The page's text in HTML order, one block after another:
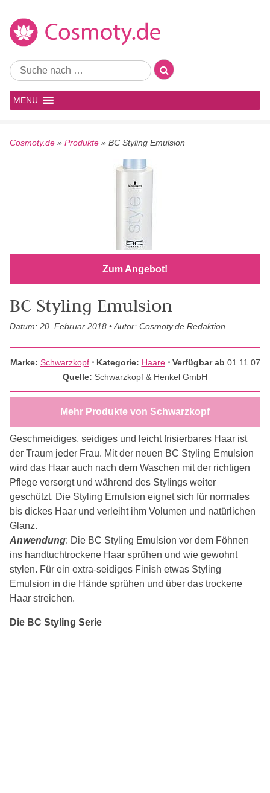
MENU
Cosmoty.de » Produkte » BC Styling Emulsion
Zum Angebot!
BC Styling Emulsion
Datum: 20. Februar 2018 • Autor: Cosmoty.de Redaktion
Marke: Schwarzkopf ⋅ Kategorie: Haare ⋅ Verfügbar ab 01.11.07
Quelle: Schwarzkopf & Henkel GmbH
Mehr Produkte von Schwarzkopf
Geschmeidiges, seidiges und leicht frisierbares Haar ist
der Traum jeder Frau. Mit der neuen BC Styling Emulsion
wird das Haar auch nach dem Waschen mit der richtigen
Pflege versorgt und während des Stylings weiter
geschützt. Die Styling Emulsion eignet sich für normales
bis dickes Haar und verleiht ihm Volumen und natürlichen
Glanz.
Anwendung: Die BC Styling Emulsion vor dem Föhnen
ins handtuchtrockene Haar sprühen und wie gewohnt
stylen. Für ein extra-seidiges Finish etwas Styling
Emulsion in die Hände sprühen und über das trockene
Haar streichen.
Die BC Styling Serie